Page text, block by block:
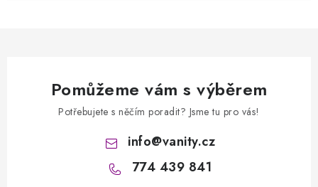
Pomůžeme vám s výběrem
Potřebujete s něčím poradit? Jsme tu pro vás!
info@vanity.cz
774 439 841